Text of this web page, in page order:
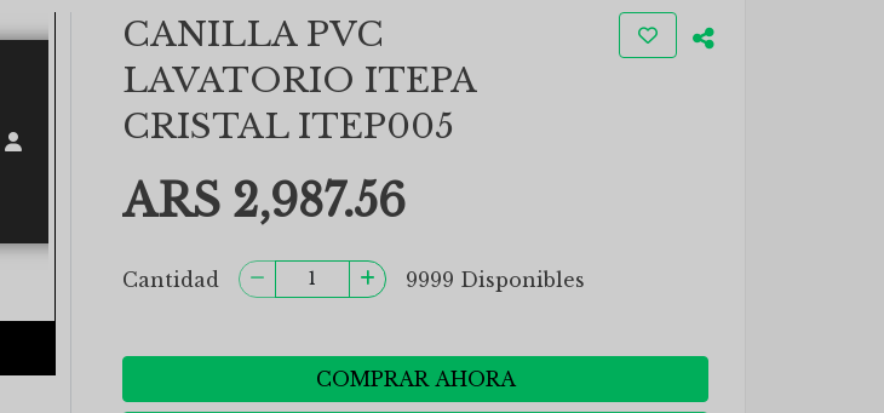
CANILLA PVC
LAVATORIO ITEPA
CRISTAL ITEP005
ARS 2,987.56
Cantidad 9999 Disponibles
COMPRAR AHORA